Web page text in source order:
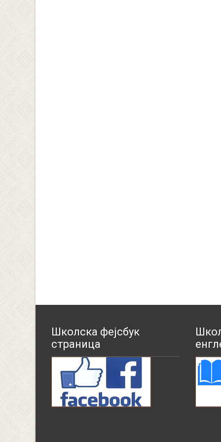
Школска фејсбук
страница